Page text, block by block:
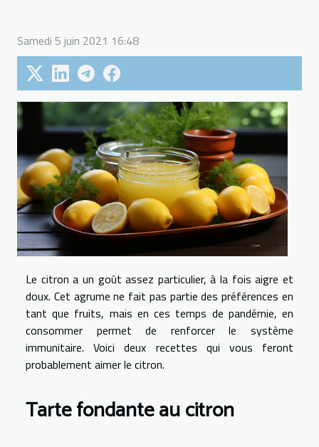
Samedi 5 juin 2021 16:48
Le citron a un goût assez particulier, à la fois aigre et
doux. Cet agrume ne fait pas partie des préférences en
tant que fruits, mais en ces temps de pandémie, en
consommer permet de renforcer le système
immunitaire. Voici deux recettes qui vous feront
probablement aimer le citron.
Tarte fondante au citron